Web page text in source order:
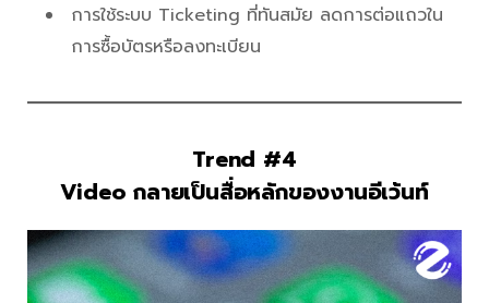
การใช้ระบบ Ticketing ที่ทันสมัย ลดการต่อแถวใน
การซื้อบัตรหรือลงทะเบียน
Trend #4
Video กลายเป็นสื่อหลักของงานอีเว้นท์